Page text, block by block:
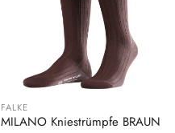
FALKE
MILANO Kniestrümpfe BRAUN